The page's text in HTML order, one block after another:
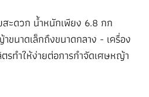
สะดวก น้ำหนักเพียง 6.8 กก
ขนาดเล็กถึงขนาดกลาง - เครื่อง
รทำให้ง่ายต่อการกำจัดเศษหญ้า